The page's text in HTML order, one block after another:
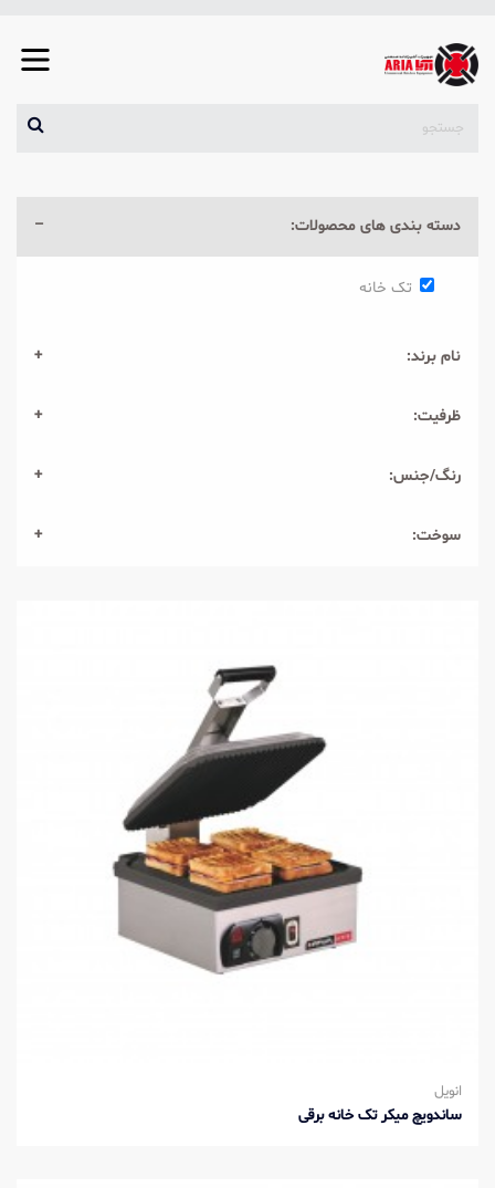
دسته بندی های محصولات:
تک خانه
نام برند:
ظرفیت:
رنگ/جنس:
سوخت:
انویل
ساندویچ میکر تک خانه برقی